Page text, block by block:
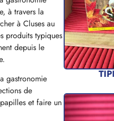
à travers la
à Cluses au
produits typiques
depuis le
gastronomie
de
et faire un